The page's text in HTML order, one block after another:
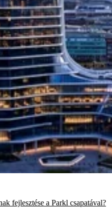
fejlesztése a Parkl csapatával?